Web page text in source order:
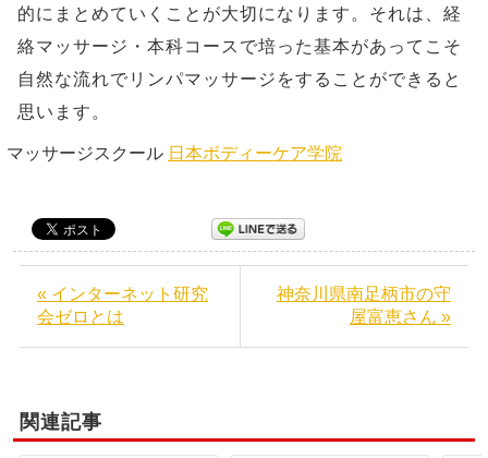
的にまとめていくことが大切になります。それは、経
絡マッサージ・本科コースで培った基本があってこそ
自然な流れでリンパマッサージをすることができると
思います。
マッサージスクール 日本ボディーケア学院
« インターネット研究
会ゼロとは
神奈川県南足柄市の守
屋富恵さん »
関連記事